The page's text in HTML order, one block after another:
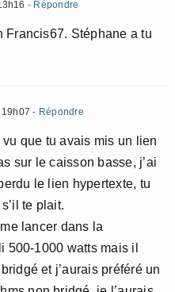
- Répondre
Francis67. Stéphane a tu
- Répondre
vu que tu avais mis un lien
sur le caisson basse, j’ai
le lien hypertexte, tu
te plait.
lancer dans la
500-1000 watts mais il
et j’aurais préféré un